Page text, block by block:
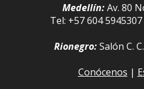
Medellín:Av. 80
Tel: +57 604
Rionegro:Salón C.
Conócenos |